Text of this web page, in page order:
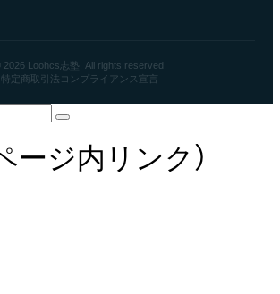
2026 Loohcs志塾. All rights reserved.
特定商取引法 コンプライアンス宣言
ージ内リンク）